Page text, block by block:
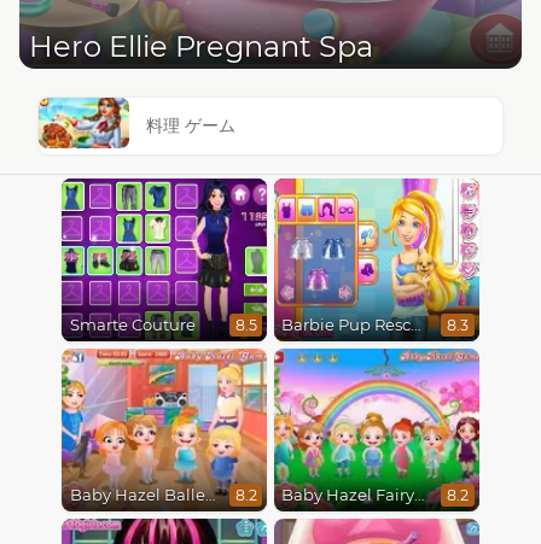
Hero Ellie Pregnant Spa
料理 ゲーム
Smarte Couture 8.5 Barbie Pup Rescue 8.3
Baby Hazel Ballerina Dance 8.2 Baby Hazel Fairyland Ballet 8.2